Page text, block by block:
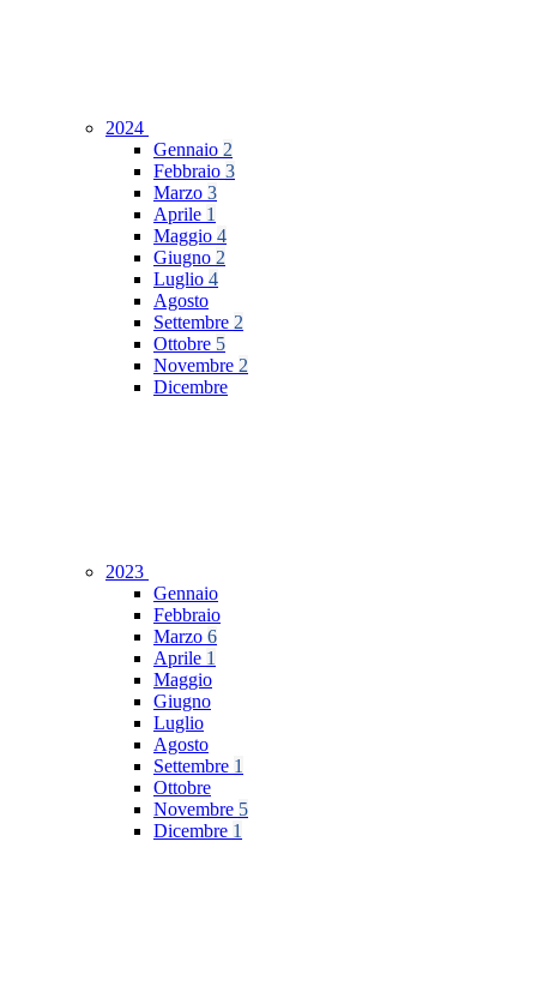
2024
Gennaio 2
Febbraio 3
Marzo 3
Aprile 1
Maggio 4
Giugno 2
Luglio 4
Agosto
Settembre 2
Ottobre 5
Novembre 2
Dicembre
2023
Gennaio
Febbraio
Marzo 6
Aprile 1
Maggio
Giugno
Luglio
Agosto
Settembre 1
Ottobre
Novembre 5
Dicembre 1